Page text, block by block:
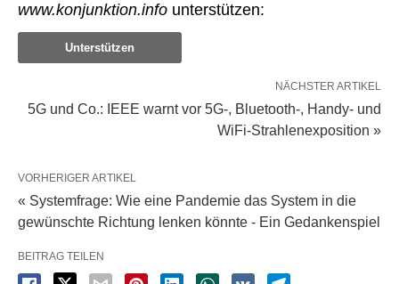
www.konjunktion.info unterstützen:
Unterstützen
NÄCHSTER ARTIKEL
5G und Co.: IEEE warnt vor 5G-, Bluetooth-, Handy- und
WiFi-Strahlenexposition »
VORHERIGER ARTIKEL
« Systemfrage: Wie eine Pandemie das System in die
gewünschte Richtung lenken könnte - Ein Gedankenspiel
BEITRAG TEILEN